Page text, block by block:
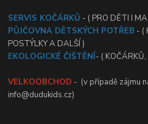
SERVIS KOČÁRKŮ - ( PRO DĚTI I
PŮJČOVNA DĚTSKÝCH POTŘEB - (
POSTÝLKY A DALŠÍ )
EKOLOGICKÉ ČIŠTĚNÍ- (
VELKOOBCHOD - (v případě zájmu
info@dudukids.cz)